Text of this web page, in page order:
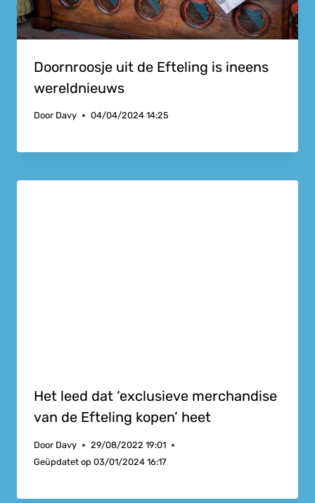
Doornroosje uit de Efteling is ineens
wereldnieuws
Door Davy 04/04/2024 14:25
Het leed dat ‘exclusieve merchandise
van de Efteling kopen’ heet
Door Davy
29/08/2022 19:01
Geüpdatet op 03/01/2024 16:17